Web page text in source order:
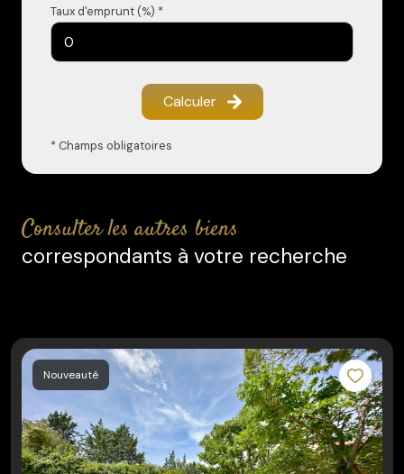
Taux d'emprunt (%) *
Calculer
* Champs obligatoires
consulter les autres biens
correspondants à votre recherche
Nouveauté